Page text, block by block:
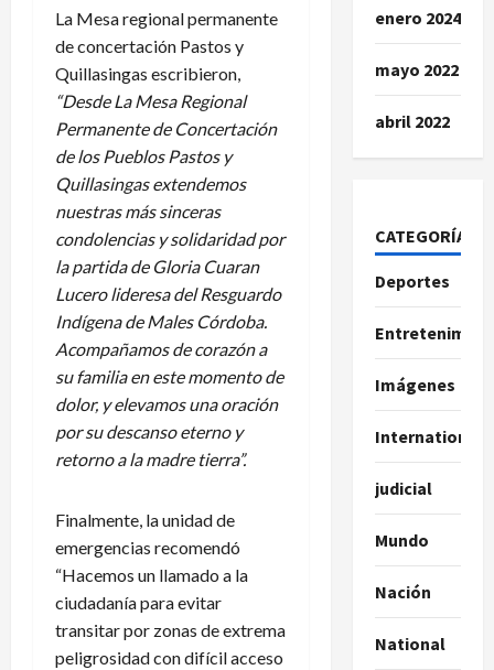
La Mesa regional permanente
de concertación Pastos y
Quillasingas escribieron,
“Desde La Mesa Regional
Permanente de Concertación
de los Pueblos Pastos y
Quillasingas extendemos
nuestras más sinceras
condolencias y solidaridad por
la partida de Gloria Cuaran
Lucero lideresa del Resguardo
Indígena de Males Córdoba.
Acompañamos de corazón a
su familia en este momento de
dolor, y elevamos una oración
por su descanso eterno y
retorno a la madre tierra”.
Finalmente, la unidad de
emergencias recomendó
“Hacemos un llamado a la
ciudadanía para evitar
transitar por zonas de extrema
peligrosidad con difícil acceso
enero 2024
mayo 2022
abril 2022
CATEGORÍAS
Deportes
Imágenes
International
judicial
Mundo
Nación
National